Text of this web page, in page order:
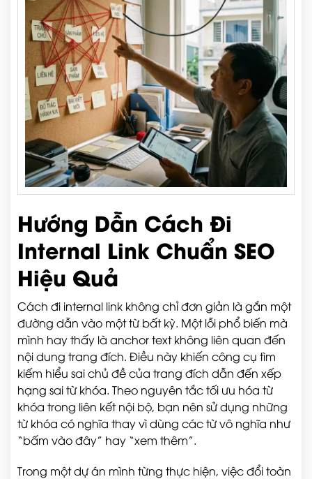
Hướng Dẫn Cách Đi
Internal Link Chuẩn SEO
Hiệu Quả
Cách đi internal link không chỉ đơn giản là gắn một
đường dẫn vào một từ bất kỳ. Một lỗi phổ biến mà
mình hay thấy là anchor text không liên quan đến
nội dung trang đích. Điều này khiến công cụ tìm
kiếm hiểu sai chủ đề của trang đích dẫn đến xếp
hạng sai từ khóa. Theo nguyên tắc tối ưu hóa từ
khóa trong liên kết nội bộ, bạn nên sử dụng những
từ khóa có nghĩa thay vì dùng các từ vô nghĩa như
“bấm vào đây” hay “xem thêm”.
Trong một dự án mình từng thực hiện, việc đổi toàn